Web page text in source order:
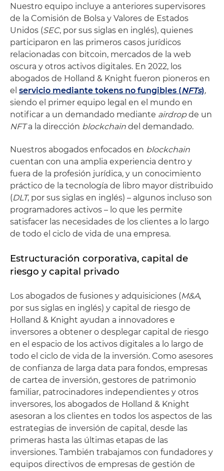
Nuestro equipo incluye a anteriores supervisores
de la Comisión de Bolsa y Valores de Estados
Unidos (SEC, por sus siglas en inglés), quienes
participaron en las primeros casos jurídicos
relacionadas con bitcoin, mercados de la web
oscura y otros activos digitales. En 2022, los
abogados de Holland & Knight fueron pioneros en
el servicio mediante tokens no fungibles (NFTs),
siendo el primer equipo legal en el mundo en
notificar a un demandado mediante airdropde un
NFTa la dirección blockchain del demandado.
Nuestros abogados enfocados en blockchain
cuentan con una amplia experiencia dentro y
fuera de la profesión jurídica, y un conocimiento
práctico de la tecnología de libro mayor distribuido
(DLT, por sus siglas en inglés) – algunos incluso son
programadores activos – lo que les permite
satisfacer las necesidades de los clientes a lo largo
de todo el ciclo de vida de una empresa.
Estructuración corporativa, capital de
riesgo y capital privado
Los abogados de fusiones y adquisiciones (M&A,
por sus siglas en inglés) y capital de riesgo de
Holland & Knight ayudan a innovadores e
inversores a obtener o desplegar capital de riesgo
en el espacio de los activos digitales a lo largo de
todo el ciclo de vida de la inversión. Como asesores
de confianza de larga data para fondos, empresas
de cartea de inversión, gestores de patrimonio
familiar, patrocinadores independientes y otros
inversores, los abogados de Holland & Knight
asesoran a los clientes en todos los aspectos de las
estrategias de inversión de capital, desde las
primeras hasta las últimas etapas de las
inversiones. También trabajamos con fundadores y
equipos directivos de empresas de gestión de